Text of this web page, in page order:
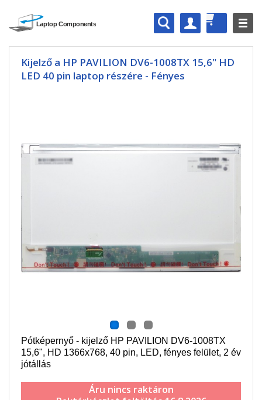
Kijelző a HP PAVILION DV6-1008TX 15,6" HD
LED 40 pin laptop részére - Fényes
Pótképernyő - kijelző HP PAVILION DV6-1008TX
15,6", HD 1366x768, 40 pin, LED, fényes felület, 2 év
jótállás
Áru nincs raktáron